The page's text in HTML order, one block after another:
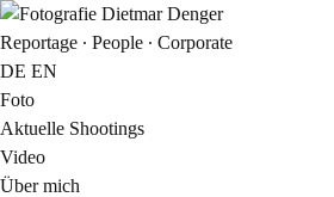
Reportage ∙ People ∙ Corporate
DE EN
Foto
Aktuelle Shootings
Video
Über mich